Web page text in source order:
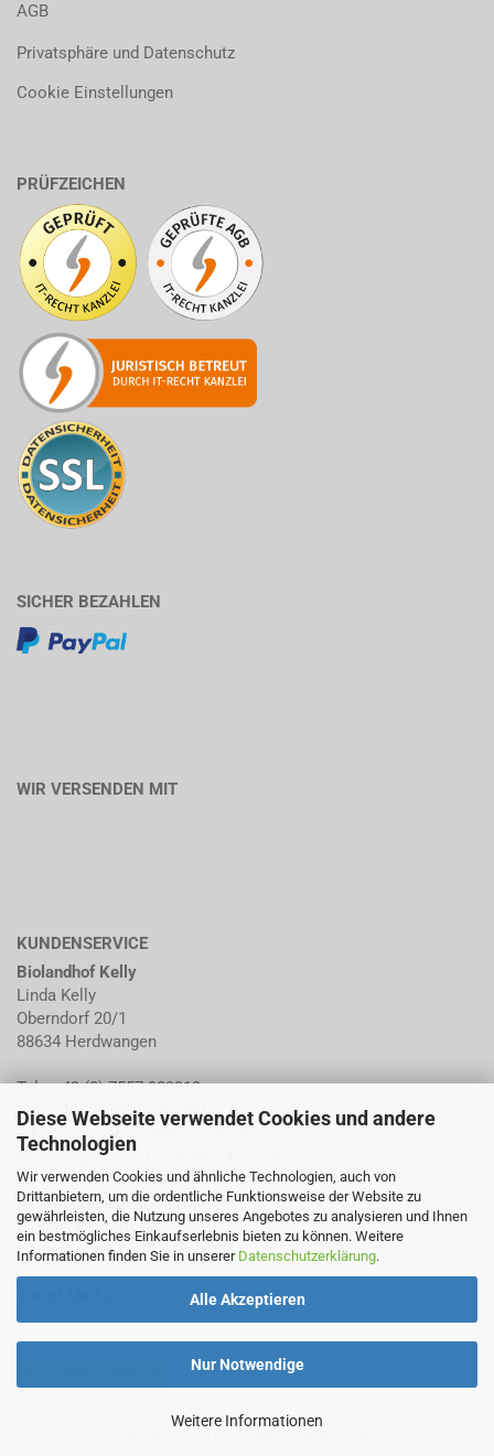
Diese Webseite verwendet Cookies und andere
Technologien
Wir verwenden Cookies und ähnliche Technologien, auch von
Drittanbietern, um die ordentliche Funktionsweise der Website zu
gewährleisten, die Nutzung unseres Angebotes zu analysieren und Ihnen
ein bestmögliches Einkaufserlebnis bieten zu können. Weitere
Informationen finden Sie in unserer Datenschutzerklärung.
Alle Akzeptieren
Nur Notwendige
Weitere Informationen
AGB
Privatsphäre und Datenschutz
Cookie Einstellungen
PRÜFZEICHEN
SICHER BEZAHLEN
WIR VERSENDEN MIT
KUNDENSERVICE
Biolandhof Kelly
Linda Kelly
Oberndorf 20/1
88634 Herdwangen
Tel.: +49 (0) 7557-929919
Fax: +49 (0) 7557-9291931
E-Mail:
info@biolandhof-kelly.de
Homepage:www.biolandhof-kelly.de
Identifikationsnummern:
Bioland-Betriebs Nr: 702014
Kontrollstelle Nr: DE-ÖKO-006